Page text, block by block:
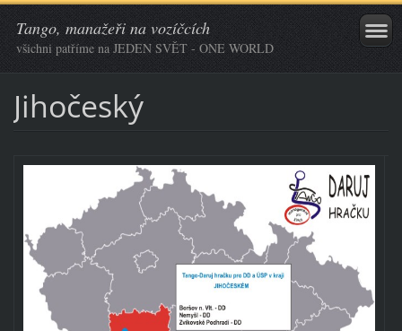
Tango, manažeři na vozíčcích
všichni patříme na JEDEN SVĚT - ONE WORLD
Jihočeský